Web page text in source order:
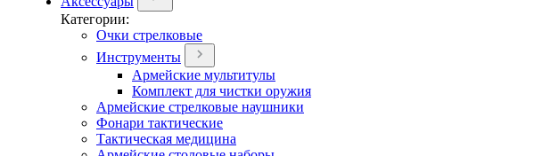
Категории:
Очки стрелковые
Инструменты
Армейские мультитулы
Комплект для чистки оружия
Армейские стрелковые наушники
Фонари тактические
Тактическая медицина